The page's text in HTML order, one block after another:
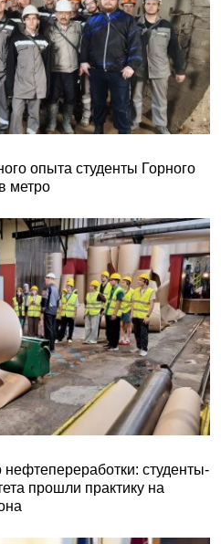
опыта студенты Горного
метро
нефтепереработки: студенты-
прошли практику на